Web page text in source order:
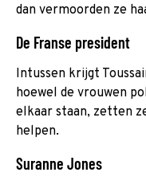
dan vermoorden ze
De Franse president
Intussen krijgt
hoewel de vrouwen
elkaar staan, zetten
helpen.
Suranne Jones